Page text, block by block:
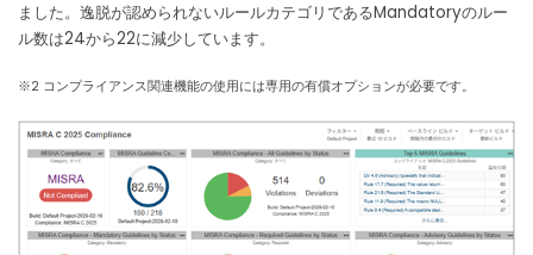
ました。逸脱が認められないルールカテゴリであるMandatoryのルー
ル数は24から22に減少しています。
※2 コンプライアンス関連機能の使用には専用の有償オプションが必要です。